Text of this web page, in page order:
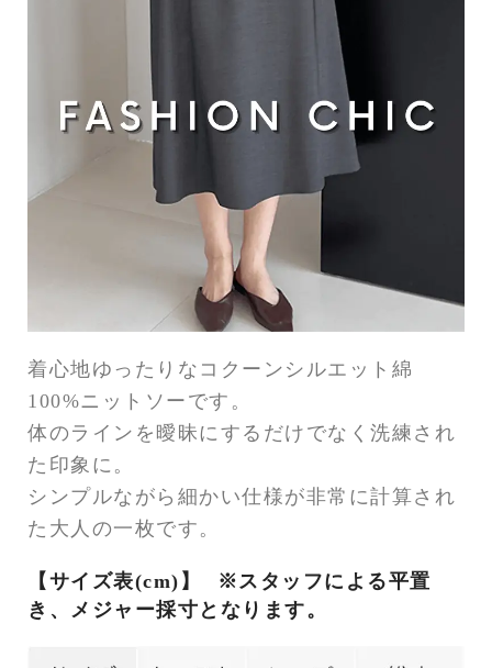
着心地ゆったりなコクーンシルエット綿
100%ニットソーです。
体のラインを曖昧にするだけでなく洗練され
た印象に。
シンプルながら細かい仕様が非常に計算され
た大人の一枚です。
【サイズ表(cm)】
※スタッフによる平置
き、メジャー採寸となります。